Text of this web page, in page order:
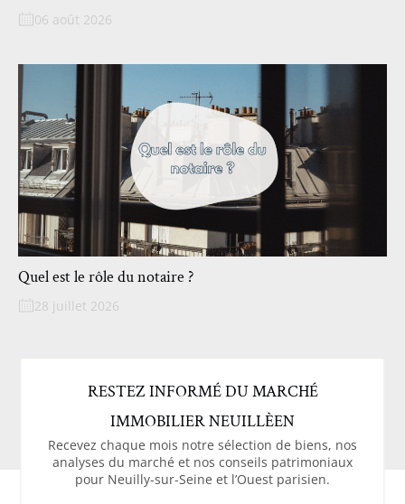
06 août 2026
Quel est le rôle du notaire ?
28 juillet 2026
RESTEZ INFORMÉ DU MARCHÉ
IMMOBILIER NEUILLÈEN
Recevez chaque mois notre sélection de biens, nos
analyses du marché et nos conseils patrimoniaux
pour Neuilly-sur-Seine et l’Ouest parisien.